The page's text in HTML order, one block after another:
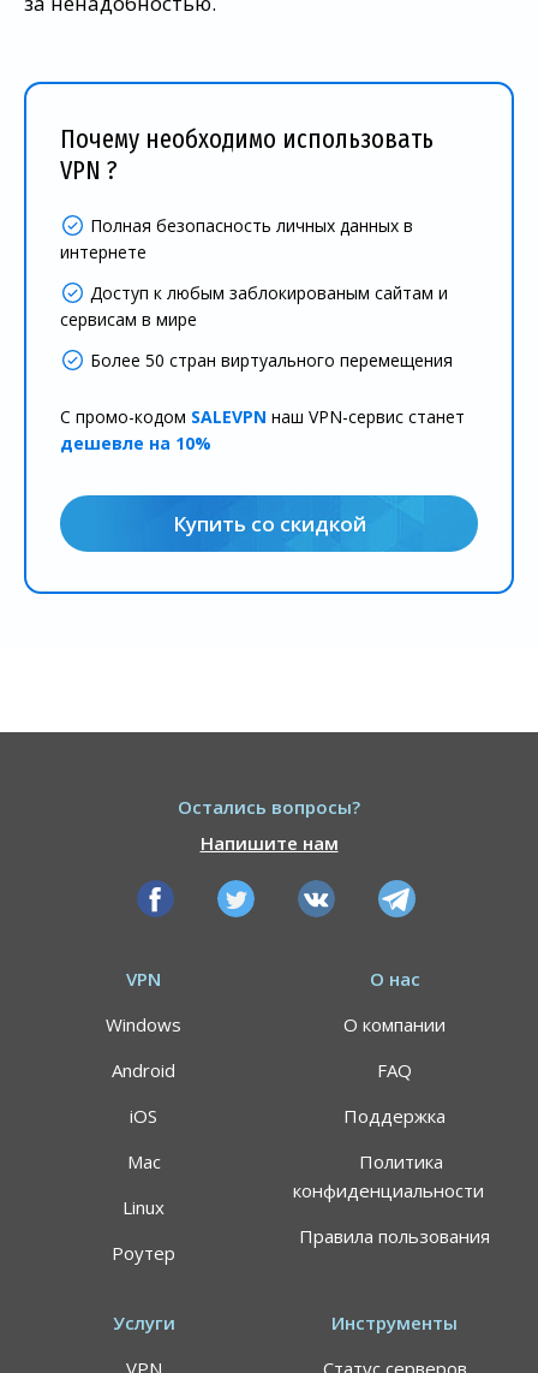
Почему необходимо использовать
VPN ?
Полная безопасность личных данных в
интернете
Доступ к любым заблокированым сайтам и
сервисам в мире
Более 50 стран виртуального перемещения
С промо-кодом SALEVPN наш VPN-сервис станет
дешевле на 10%
Купить со скидкой
Остались вопросы?
Напишите нам
VPN
Windows
Android
iOS
Mac
Linux
Роутер
О нас
О компании
FAQ
Поддержка
Политика
конфиденциальности
Правила пользования
Услуги
VPN
Инструменты
Статус серверов